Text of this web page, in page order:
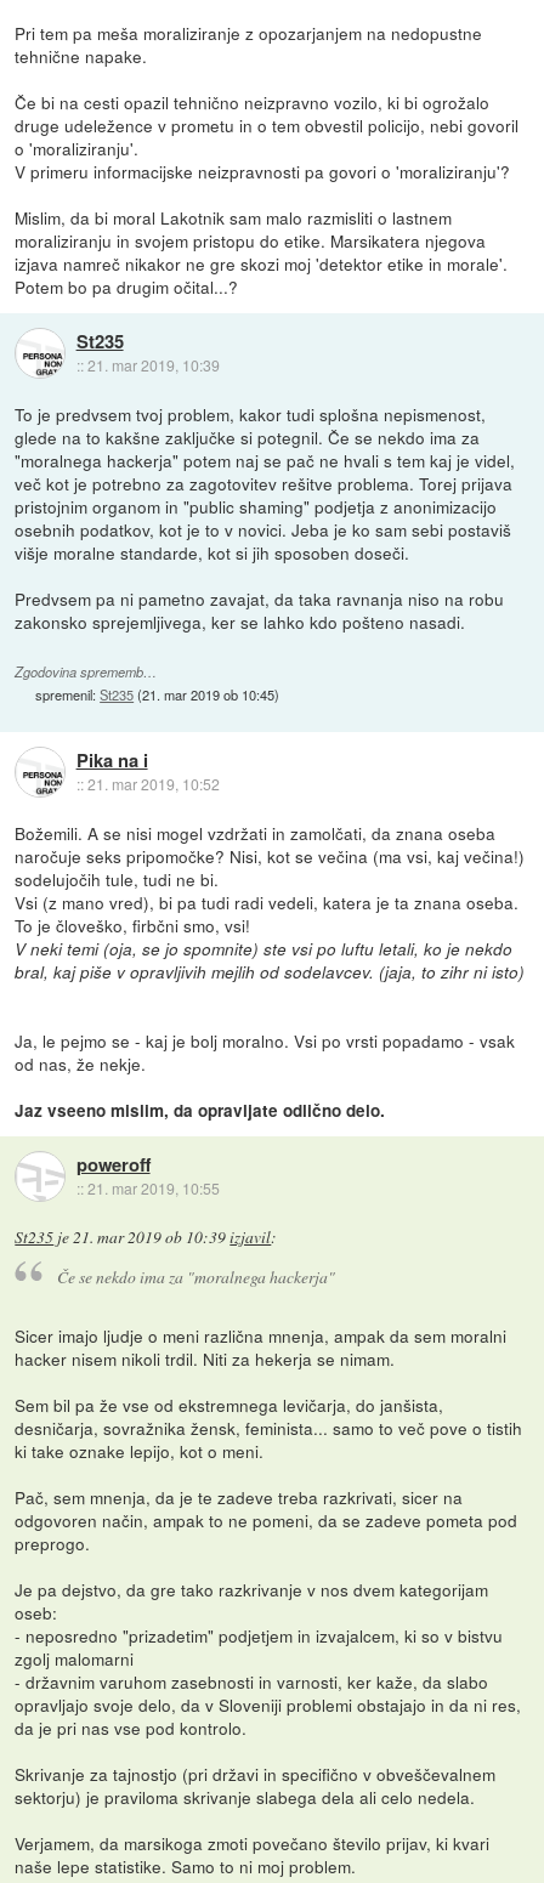
Pri tem pa meša moraliziranje z opozarjanjem na nedopustne
tehnične napake.
Če bi na cesti opazil tehnično neizpravno vozilo, ki bi ogrožalo
druge udeležence v prometu in o tem obvestil policijo, nebi govoril
o 'moraliziranju'.
V primeru informacijske neizpravnosti pa govori o 'moraliziranju'?
Mislim, da bi moral Lakotnik sam malo razmisliti o lastnem
moraliziranju in svojem pristopu do etike. Marsikatera njegova
izjava namreč nikakor ne gre skozi moj 'detektor etike in morale'.
Potem bo pa drugim očital...?
St235
::21. mar 2019, 10:39
To je predvsem tvoj problem, kakor tudi splošna nepismenost,
glede na to kakšne zaključke si potegnil. Če se nekdo ima za
"moralnega hackerja" potem naj se pač ne hvali s tem kaj je videl,
več kot je potrebno za zagotovitev rešitve problema. Torej prijava
pristojnim organom in "public shaming" podjetja z anonimizacijo
osebnih podatkov, kot je to v novici. Jeba je ko sam sebi postaviš
višje moralne standarde, kot si jih sposoben doseči.
Predvsem pa ni pametno zavajat, da taka ravnanja niso na robu
zakonsko sprejemljivega, ker se lahko kdo pošteno nasadi.
Zgodovina sprememb…
spremenil:St235(21. mar 2019 ob 10:45)
Pika na i
::21. mar 2019, 10:52
Božemili. A se nisi mogel vzdržati in zamolčati, da znana oseba
naročuje seks pripomočke? Nisi, kot se večina (ma vsi, kaj večina!)
sodelujočih tule, tudi ne bi.
Vsi (z mano vred), bi pa tudi radi vedeli, katera je ta znana oseba.
To je človeško, firbčni smo, vsi!
V neki temi (oja, se jo spomnite) ste vsi po luftu letali, ko je nekdo
bral, kaj piše v opravljivih mejlih od sodelavcev. (jaja, to zihr ni isto)
Ja, le pejmo se - kaj je bolj moralno. Vsi po vrsti popadamo - vsak
od nas, že nekje.
Jaz vseeno mislim, da opravljate odlično delo.
poweroff
::21. mar 2019, 10:55
St235 je21. mar 2019 ob 10:39izjavil:
Če se nekdo ima za "moralnega hackerja"
Sicer imajo ljudje o meni različna mnenja, ampak da sem moralni
hacker nisem nikoli trdil. Niti za hekerja se nimam.
Sem bil pa že vse od ekstremnega levičarja, do janšista,
desničarja, sovražnika žensk, feminista... samo to več pove o tistih
ki take oznake lepijo, kot o meni.
Pač, sem mnenja, da je te zadeve treba razkrivati, sicer na
odgovoren način, ampak to ne pomeni, da se zadeve pometa pod
preprogo.
Je pa dejstvo, da gre tako razkrivanje v nos dvem kategorijam
oseb:
- neposredno "prizadetim" podjetjem in izvajalcem, ki so v bistvu
zgolj malomarni
- državnim varuhom zasebnosti in varnosti, ker kaže, da slabo
opravljajo svoje delo, da v Sloveniji problemi obstajajo in da ni res,
da je pri nas vse pod kontrolo.
Skrivanje za tajnostjo (pri državi in specifično v obveščevalnem
sektorju) je praviloma skrivanje slabega dela ali celo nedela.
Verjamem, da marsikoga zmoti povečano število prijav, ki kvari
naše lepe statistike. Samo to ni moj problem.